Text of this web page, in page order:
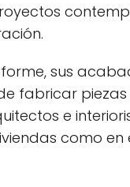
sus
fabricar
e
como en